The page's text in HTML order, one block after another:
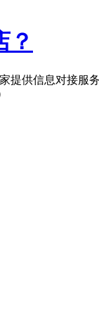
？
供信息对接服